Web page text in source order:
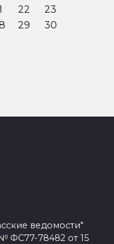
22
23
29
30
ведомости"
ФС77-78482 от 15